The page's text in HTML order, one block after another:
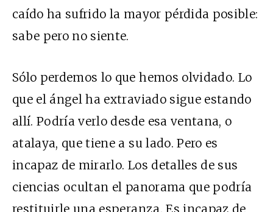
caído ha sufrido la mayor pérdida posible:
sabe pero no siente.
Sólo perdemos lo que hemos olvidado. Lo
que el ángel ha extraviado sigue estando
allí. Podría verlo desde esa ventana, o
atalaya, que tiene a su lado. Pero es
incapaz de mirarlo. Los detalles de sus
ciencias ocultan el panorama que podría
restituirle una esperanza. Es incapaz de